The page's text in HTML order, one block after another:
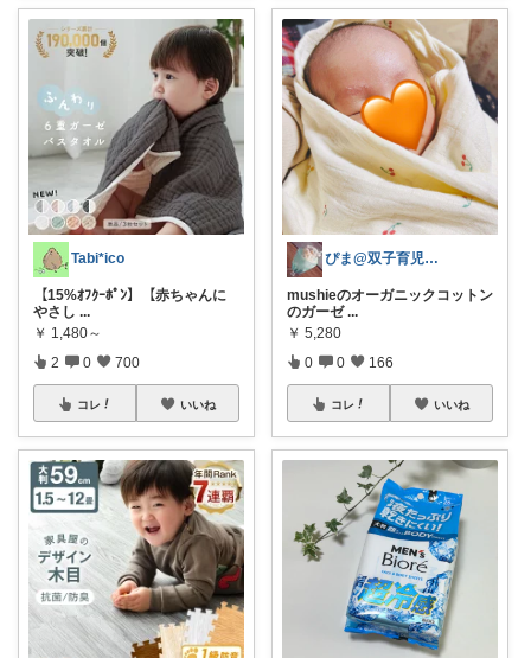
Tabi*ico
【15%ｵﾌｸｰﾎﾟﾝ】【赤ちゃんに
やさし ...
￥ 1,480～
2 0 700
コレ いいね
ぴま@双子育児と暮らし🍒
mushieのオーガニックコットン
のガーゼ ...
￥ 5,280
0 0 166
コレ いいね